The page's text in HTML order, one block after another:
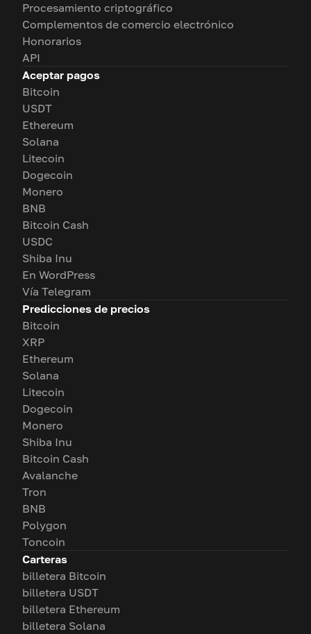
Procesamiento criptográfico
Complementos de comercio electrónico
Honorarios
API
Aceptar pagos
Bitcoin
USDT
Ethereum
Solana
Litecoin
Dogecoin
Monero
BNB
Bitcoin Cash
USDC
Shiba Inu
En WordPress
Vía Telegram
Predicciones de precios
Bitcoin
XRP
Ethereum
Solana
Litecoin
Dogecoin
Monero
Shiba Inu
Bitcoin Cash
Avalanche
Tron
BNB
Polygon
Toncoin
Carteras
billetera Bitcoin
billetera USDT
billetera Ethereum
billetera Solana